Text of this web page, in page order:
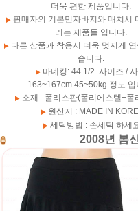
더욱 편한 제품입니다.
판매자의 기본민자바지와 매치시
리는 제품들 입니다.
다른 상품과 착용시 더욱 멋지게 연
습니다.
마네킹: 44 1/2 사이즈 /
163~167cm 45~50kg 정도 입
소재 : 폴리스판(폴리에스텔+폴
원산지 : MADE IN
세탁방법 : 손세탁 하세
2008년 봄